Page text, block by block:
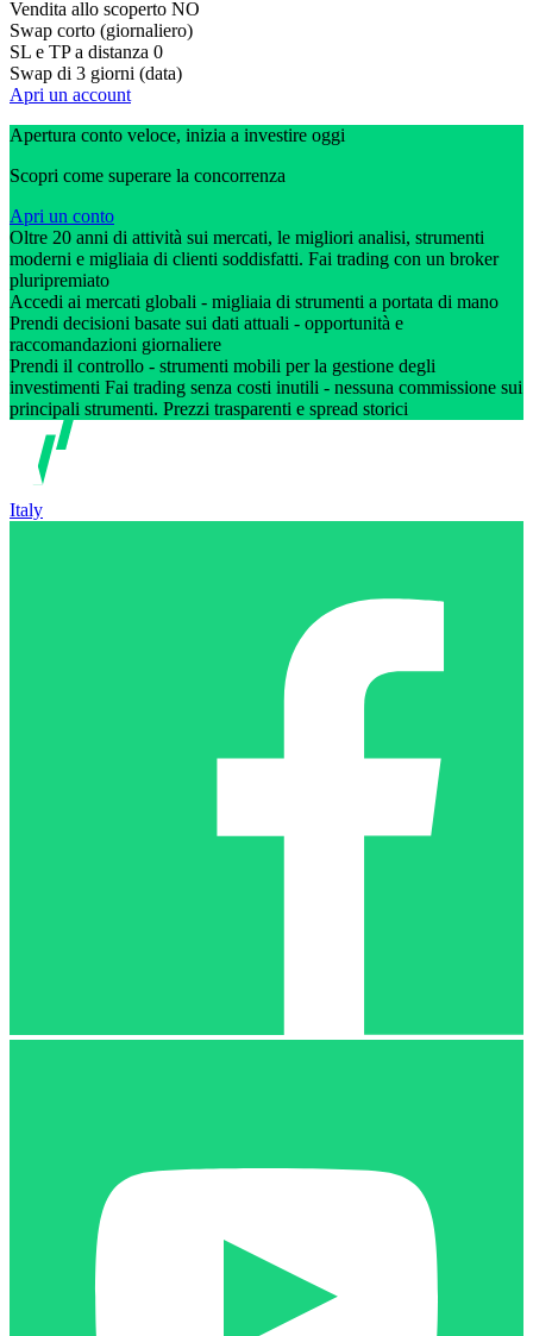
Vendita allo scoperto NO
Swap corto (giornaliero)
SL e TP a distanza 0
Swap di 3 giorni (data)
Apri un account
Apertura conto veloce, inizia a investire oggi
Scopri come superare la concorrenza
Apri un conto
Oltre 20 anni di attività sui mercati, le migliori analisi, strumenti
moderni e migliaia di clienti soddisfatti. Fai trading con un broker
pluripremiato
Accedi ai mercati globali - migliaia di strumenti a portata di mano
Prendi decisioni basate sui dati attuali - opportunità e
raccomandazioni giornaliere
Prendi il controllo - strumenti mobili per la gestione degli
investimenti Fai trading senza costi inutili - nessuna commissione sui
principali strumenti. Prezzi trasparenti e spread storici
Italy